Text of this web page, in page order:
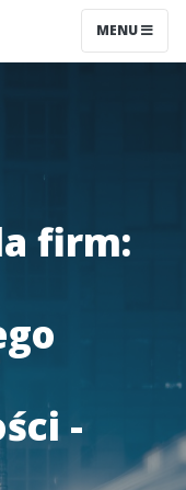
MENU
firm:
-